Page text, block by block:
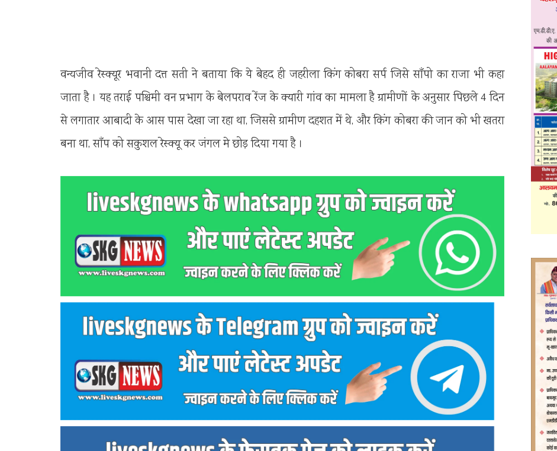
वन्यजीव रेस्क्यूर भवानी दत्त सती ने बताया कि ये बेहद ही जहरीला किंग कोबरा सर्प जिसे साँपो का राजा भी कहा
जाता है । यह तराई पश्चिमी वन प्रभाग के बेलपराव रेंज के क्यारी गांव का मामला है ग्रामीणों के अनुसार पिछले 4 दिन
से लगातार आबादी के आस पास देखा जा रहा था, जिससे ग्रामीण दहशत में थे, और किंग कोबरा की जान को भी खतरा
बना था, साँप को सकुशल रेस्क्यू कर जंगल मे छोड़ दिया गया है ।